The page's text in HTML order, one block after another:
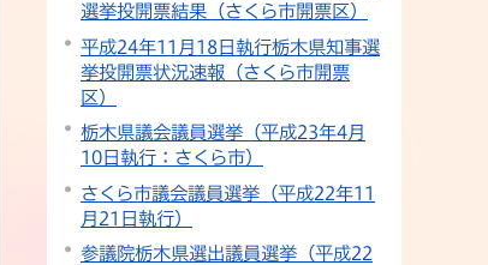
選挙投開票結果（さくら市開票区）
平成24年11月18日執行栃木県知事選
挙投開票状況速報（さくら市開票
区）
栃木県議会議員選挙（平成23年4月
10日執行：さくら市）
さくら市議会議員選挙（平成22年11
月21日執行）
参議院栃木県選出議員選挙（平成22